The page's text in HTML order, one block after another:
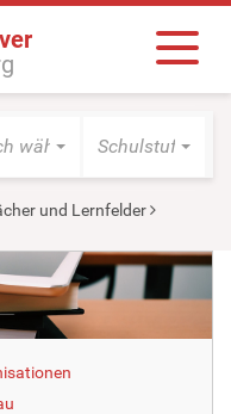
wählen Schulstufe
und Lernfelder